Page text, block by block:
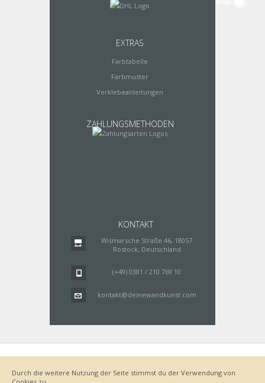
EXTRAS
Farbtabelle
Farbmuster
Verklebeanleitungen
ZAHLUNGSMETHODEN
KONTAKT
Wismarsche Straße 46, 18057
Rostock, Deutschland
(+49) 0381 / 210 769 10
kontakt@deinewandkunst.com
Datenschutz
Lieferung
Bestellvorgang
AGB
Durch die weitere Nutzung der Seite stimmst du der Verwendung von